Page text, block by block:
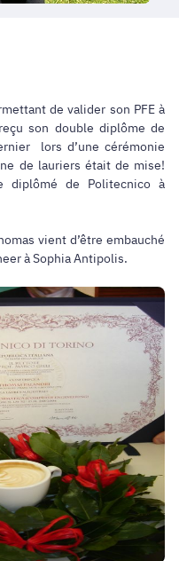
de valider son PFE à
son double diplôme de
lors d’une cérémonie
de lauriers était de mise!
diplômé de Politecnico à
vient d’être embauché
à Sophia Antipolis.